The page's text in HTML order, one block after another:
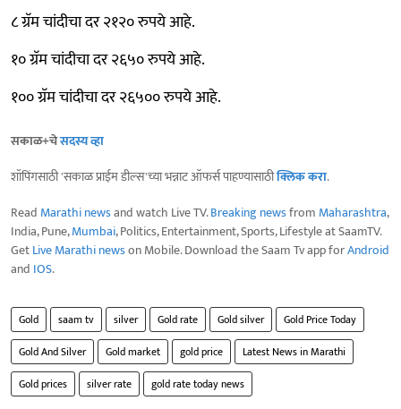
८ ग्रॅम चांदीचा दर २१२० रुपये आहे.
१० ग्रॅम चांदीचा दर २६५० रुपये आहे.
१०० ग्रॅम चांदीचा दर २६५०० रुपये आहे.
सकाळ+चेसदस्य व्हा
शॉपिंगसाठी 'सकाळ प्राईम डील्स'च्या भन्नाट ऑफर्स पाहण्यासाठीक्लिक करा.
Read Marathi newsand watch Live TV.Breaking newsfrom Maharashtra,
India, Pune,Mumbai, Politics, Entertainment, Sports, Lifestyle at SaamTV.
GetLive Marathi newson Mobile. Download the Saam Tv app forAndroid
and IOS.
Gold saam tv silver Gold rate Gold silver
Gold Price Today
Gold And Silver
Gold market gold price
Latest News in Marathi
Gold prices
silver rate gold rate today news